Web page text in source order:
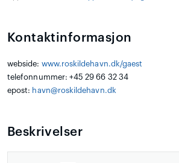
Kontaktinformasjon
webside: www.roskildehavn.dk/gaest
telefonnummer: +45 29 66 32 34
epost: havn@roskildehavn.dk
Beskrivelser